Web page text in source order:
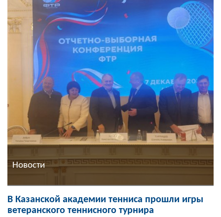
Новости
В Казанской академии тенниса прошли игры
ветеранского теннисного турнира